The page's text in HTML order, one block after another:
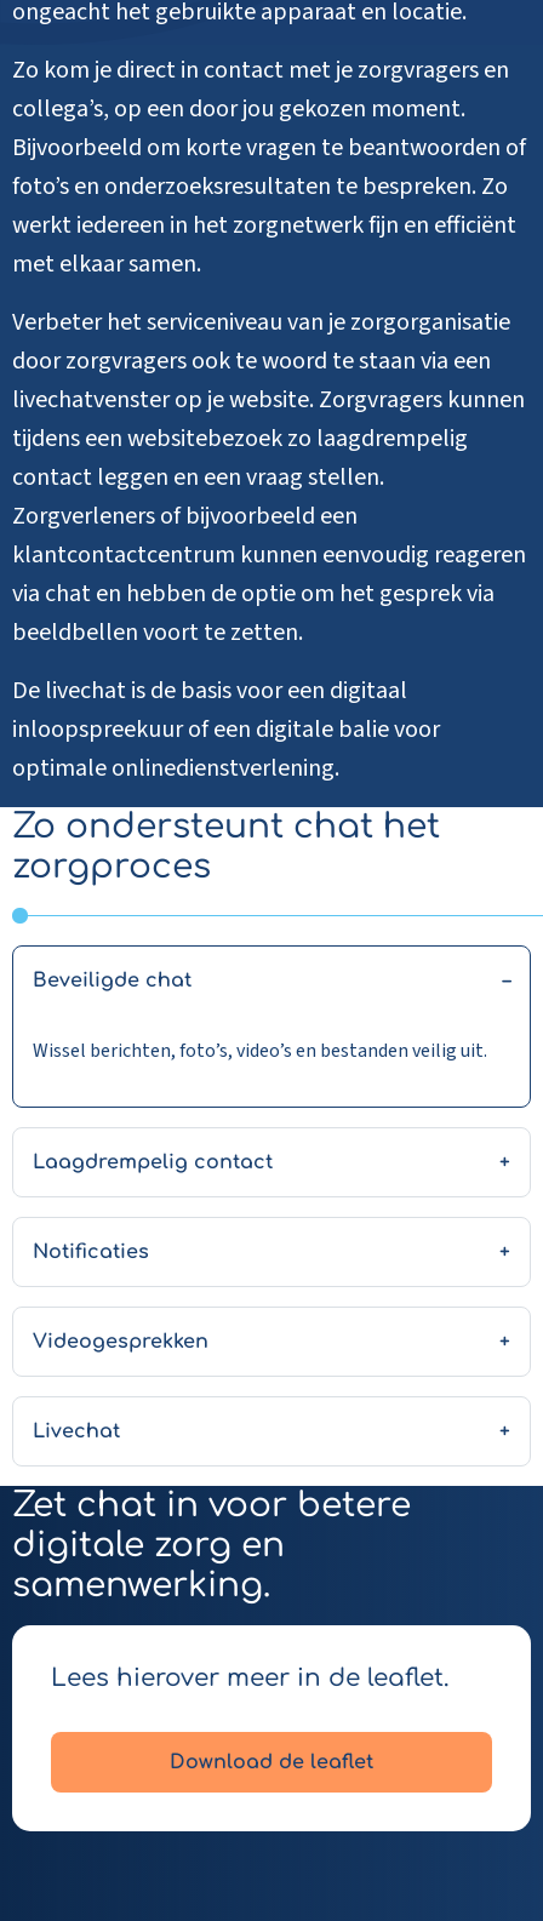
ongeacht het gebruikte apparaat en locatie.
Zo kom je direct in contact met je zorgvragers en
collega’s, op een door jou gekozen moment.
Bijvoorbeeld om korte vragen te beantwoorden of
foto’s en onderzoeksresultaten te bespreken. Zo
werkt iedereen in het zorgnetwerk fijn en efficiënt
met elkaar samen.
Verbeter het serviceniveau van je zorgorganisatie
door zorgvragers ook te woord te staan via een
livechatvenster op je website. Zorgvragers kunnen
tijdens een websitebezoek zo laagdrempelig
contact leggen en een vraag stellen.
Zorgverleners of bijvoorbeeld een
klantcontactcentrum kunnen eenvoudig reageren
via chat en hebben de optie om het gesprek via
beeldbellen voort te zetten.
De livechat is de basis voor een digitaal
inloopspreekuur of een digitale balie voor
optimale onlinedienstverlening.
Zo ondersteunt chat het
zorgproces
Beveiligde chat
Wissel berichten, foto’s, video’s en bestanden veilig uit.
Laagdrempelig contact
Notificaties
Videogesprekken
Livechat
Zet chat in voor betere
digitale zorg en
samenwerking.
Lees hierover meer in de leaflet.
Download de leaflet